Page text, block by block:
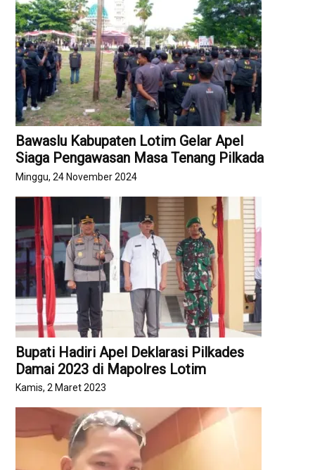
Bawaslu Kabupaten Lotim Gelar Apel
Siaga Pengawasan Masa Tenang Pilkada
Minggu, 24 November 2024
Bupati Hadiri Apel Deklarasi Pilkades
Damai 2023 di Mapolres Lotim
Kamis, 2 Maret 2023